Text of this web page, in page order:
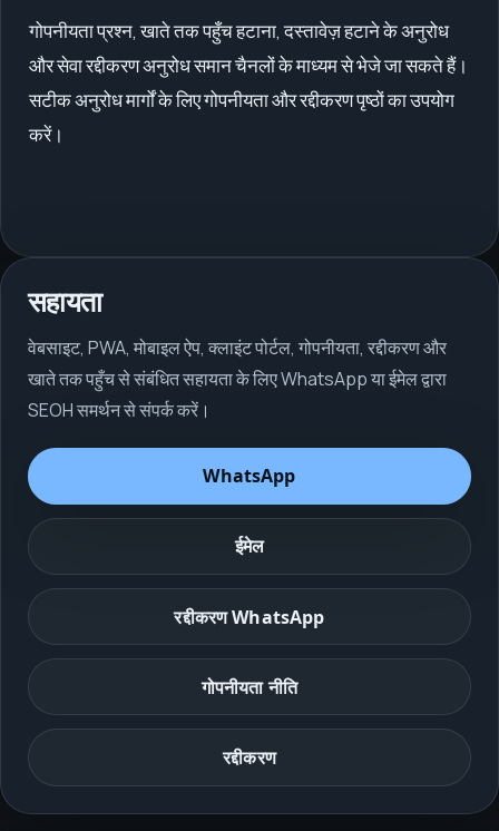
गोपनीयता प्रश्न, खाते तक पहुँच हटाना, दस्तावेज़ हटाने के अनुरोध
और सेवा रद्दीकरण अनुरोध समान चैनलों के माध्यम से भेजे जा सकते हैं।
सटीक अनुरोध मार्गों के लिए गोपनीयता और रद्दीकरण पृष्ठों का उपयोग
करें।
सहायता
वेबसाइट, PWA, मोबाइल ऐप, क्लाइंट पोर्टल, गोपनीयता, रद्दीकरण और
खाते तक पहुँच से संबंधित सहायता के लिए WhatsApp या ईमेल द्वारा
SEOH समर्थन से संपर्क करें।
WhatsApp
ईमेल
रद्दीकरण WhatsApp
गोपनीयता नीति
रद्दीकरण